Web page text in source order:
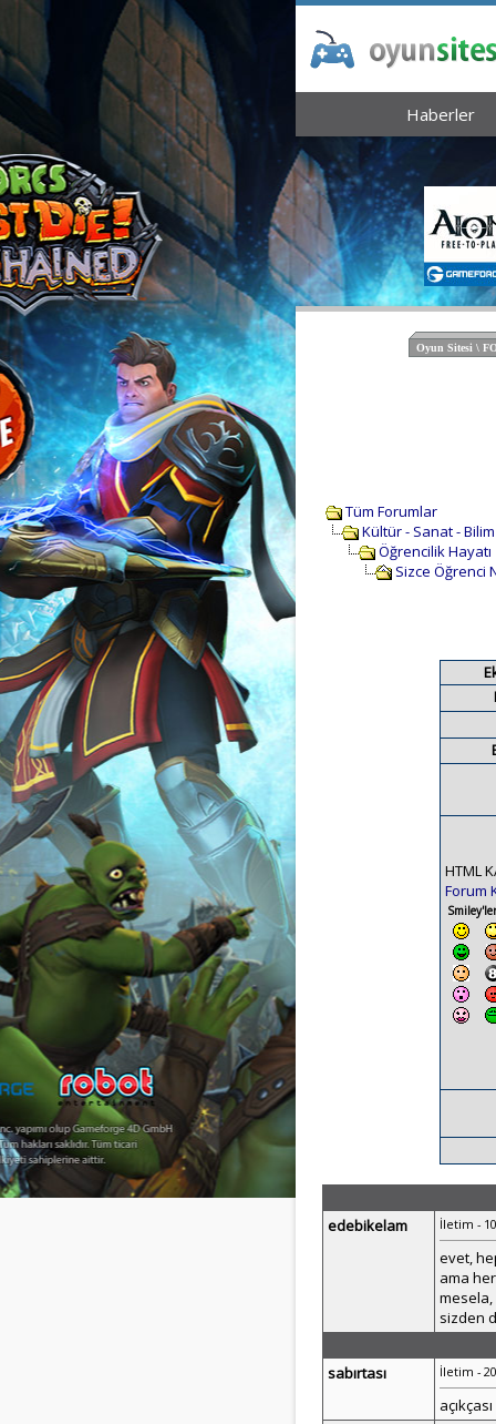
Haberler
Oyun Sitesi \
Tüm Forumlar
Kültür - Sanat -
Öğrencilik Hayatı
Sizce Öğrenci
HTML
Forum
edebikelam İletim -
evet,
ama
mesela,
sizden
sabırtası İletim -